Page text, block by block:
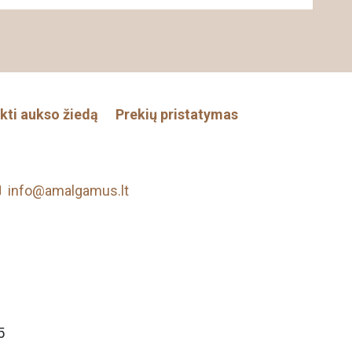
aukso žiedą Prekių pristatymas
info@amalgamus.lt